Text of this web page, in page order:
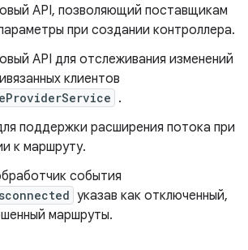
API, позволяющий поставщикам
при создании контроллера.
API для отслеживания изменений
клиентов
.
поддержки расширения потока при
к маршруту.
события
указав как отключенный,
маршруты.